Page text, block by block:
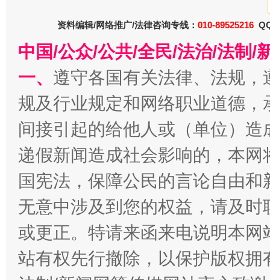
在谋一域中谋全局
习近平的博鳌关键词
魏明亮
资料编辑/网络推广/法律咨询专线： 010-89525216
中国/公众/公共/全民/法治/法制/
一、 遵守各国有关法律、法规
规及行业规定和网络职业道德
间接引起的给他人或（单位）
递假新闻造成社会影响的，本
国宪法，保障公民的言论自由
无意中涉及到您的权益，请及
或更正。特请来函来电说明本
站有权先行撤除，以保护版权